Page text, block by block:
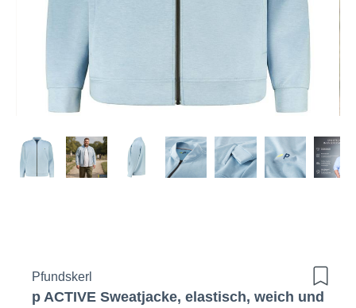
Pfundskerl
p ACTIVE Sweatjacke, elastisch, weich und